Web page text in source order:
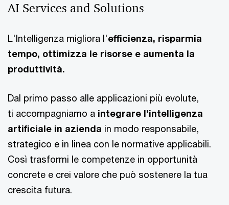
AI Services and Solutions
L'Intelligenza migliora l'efficienza, risparmia
tempo, ottimizza le risorse e aumenta la
produttività.
Dal primo passo alle applicazioni più evolute,
ti accompagniamo a integrare l’intelligenza
artificiale in azienda in modo responsabile,
strategico e in linea con le normative applicabili.
Così trasformi le competenze in opportunità
concrete e crei valore che può sostenere la tua
crescita futura.